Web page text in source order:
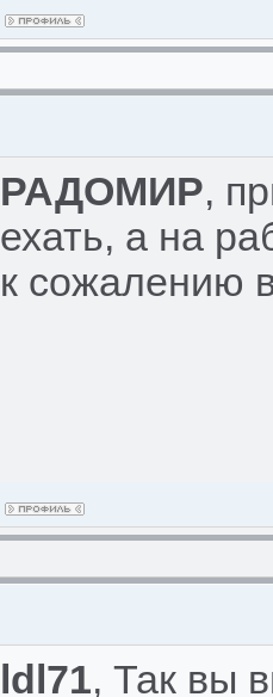
РАДОМИР,
ехать, а на
к сожалению
ldl71, Так вы